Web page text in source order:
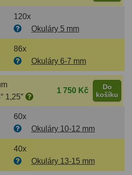
120x
Okuláry 5 mm
86x
Okuláry 6-7 mm
1,25″
1 750 Kč
Do
košíku
60x
Okuláry 10-12 mm
40x
Okuláry 13-15 mm